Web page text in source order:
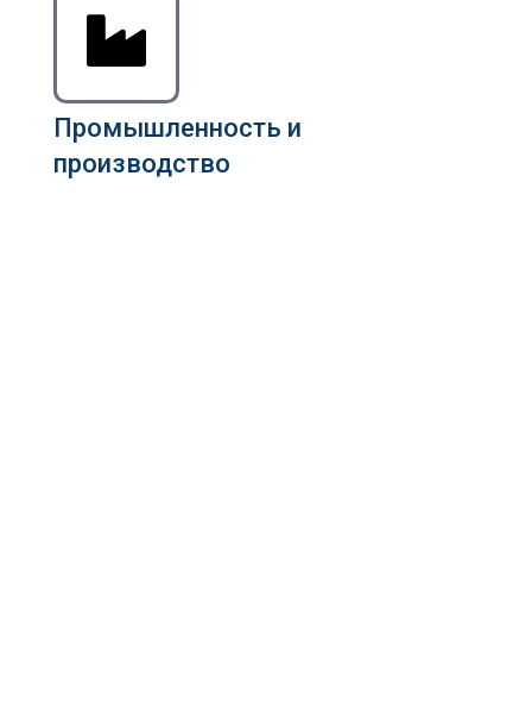
Промышленность и
производство